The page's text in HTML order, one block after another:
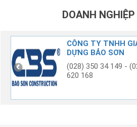
DOANH
CÔNG TY TNHH
DỰNG BẢO SƠN
(028) 350 34 149 - (028) 350 59 146 - 0903
620 168